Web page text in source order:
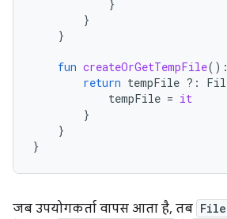
}
}
}
fun createOrGetTempFile():
return tempFile ?:
tempFile = it
}
}
}
जब उपयोगकर्ता वापस आता है, तब File